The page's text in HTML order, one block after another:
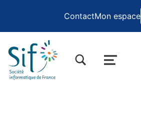
ContactMon espace
BASCULER LA BOÎTE DE DIALOGUE DU FORMULAIRE DE RECHERCHE
MENU